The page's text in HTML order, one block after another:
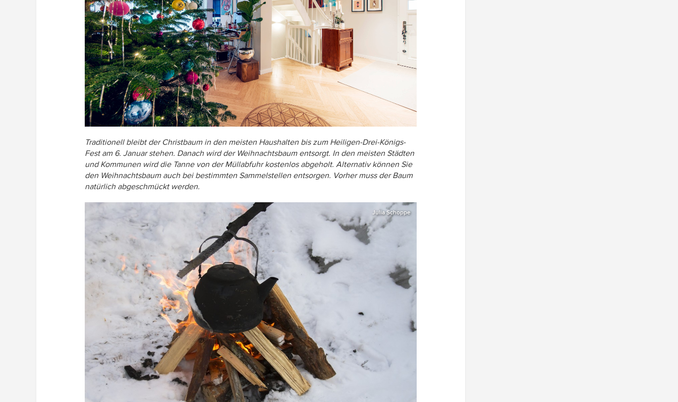
Traditionell bleibt der Christbaum in den meisten Haushalten bis zum Heiligen-Drei-Königs-
Fest am 6. Januar stehen. Danach wird der Weihnachtsbaum entsorgt. In den meisten Städten
und Kommunen wird die Tanne von der Müllabfuhr kostenlos abgeholt. Alternativ können Sie
den Weihnachtsbaum auch bei bestimmten Sammelstellen entsorgen. Vorher muss der Baum
natürlich abgeschmückt werden.
Julia Schoppe